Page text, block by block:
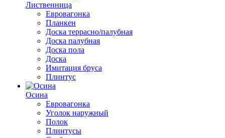
Лиственница
Евровагонка
Планкен
Доска террасно/палубная
Доска палубная
Доска пола
Доска
Имитация бруса
Плинтус
Осина
Евровагонка
Уголок наружный
Полок
Плинтусы